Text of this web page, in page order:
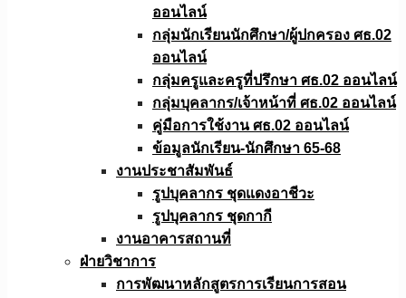
ออนไลน์
กลุ่มนักเรียนนักศึกษา/ผู้ปกครอง ศธ.02
ออนไลน์
กลุ่มครูและครูที่ปรึกษา ศธ.02 ออนไลน์
กลุ่มบุคลากร/เจ้าหน้าที่ ศธ.02 ออนไลน์
คู่มือการใช้งาน ศธ.02 ออนไลน์
ข้อมูลนักเรียน-นักศึกษา 65-68
งานประชาสัมพันธ์
รูปบุคลากร ชุดแดงอาชีวะ
รูปบุคลากร ชุดกากี
งานอาคารสถานที่
ฝ่ายวิชาการ
การพัฒนาหลักสูตรการเรียนการสอน